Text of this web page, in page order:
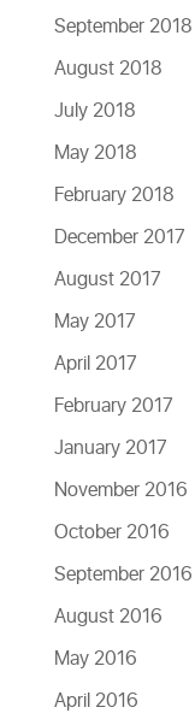
September 2018
August 2018
July 2018
May 2018
February 2018
December 2017
August 2017
May 2017
April 2017
February 2017
January 2017
November 2016
October 2016
September 2016
August 2016
May 2016
April 2016